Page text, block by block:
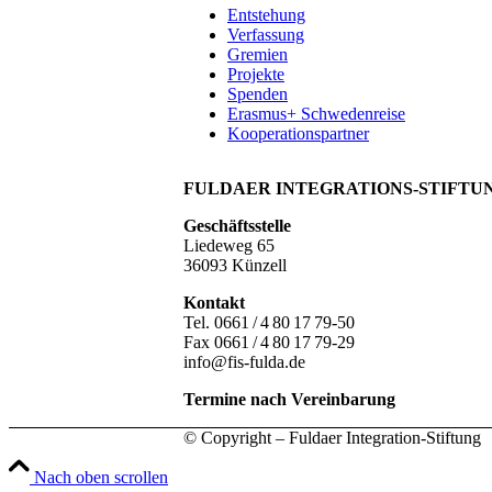
Entstehung
Verfassung
Gremien
Projekte
Spenden
Erasmus+ Schwedenreise
Kooperationspartner
FULDAER INTEGRATIONS-
Geschäftsstelle
Liedeweg 65
36093 Künzell
Kontakt
Tel. 0661 / 4 80 17 79-50
Fax 0661 / 4 80 17 79-29
info@fis-fulda.de
Termine nach Vereinbarung
© Copyright – Fuldaer Integration-Stiftung
Nach oben scrollen